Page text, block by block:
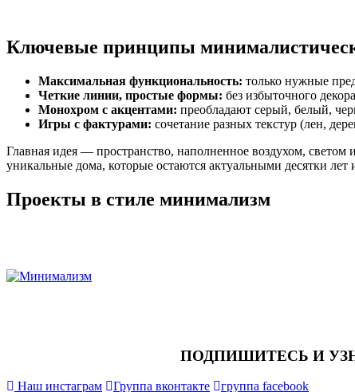
Ключевые принципы
Максимальная функциональность: только нужные
Четкие линии, простые формы: без избыточного
Монохром с акцентами: преобладают серый, белый,
Игры с фактурами: сочетание разных текстур (лен,
Главная идея — пространство, наполненное воздухом,
уникальные дома, которые остаются актуальными десятки
Проекты в стиле минимализм
ПОДПИШИТЕСЬ И
Наш инстаграм Группа вконтакте группа facebook